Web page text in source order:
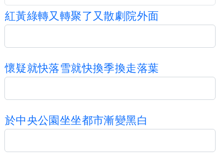
紅黃綠轉又轉聚了 又散劇 院外面
懷疑就快落雪就快換季換走落葉
於中 央公園坐坐都市漸變黑白